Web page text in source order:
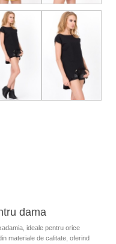
dama
ideale pentru orice
materiale de calitate, oferind